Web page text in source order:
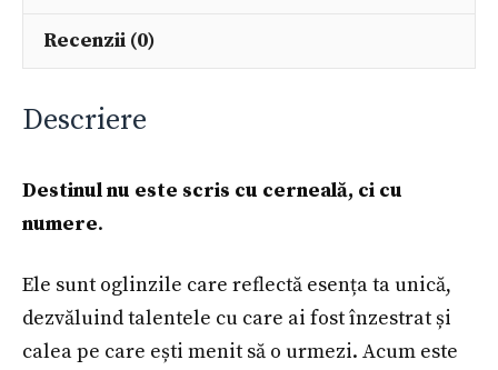
Recenzii (0)
Descriere
Destinul nu este scris cu cerneală, ci cu
numere.
Ele sunt oglinzile care reflectă esența ta unică,
dezvăluind talentele cu care ai fost înzestrat și
calea pe care ești menit să o urmezi. Acum este